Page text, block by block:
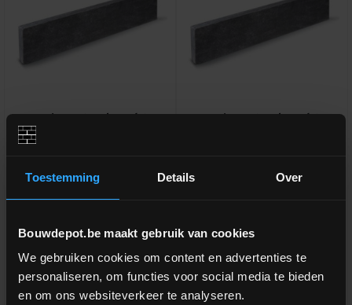
Toestemming Details Over
Bouwdepot.be maakt gebruik van cookies
We gebruiken cookies om content en advertenties te
personaliseren, om functies voor social media te bieden
en om ons websiteverkeer te analyseren.
Asian Blue Antico boordsteen
100x15x3cm (per stuk)
getrommeld)
€ 17,51 incl.btw - +
Vergelijken
Asian Blue Antico boordsteen
getrommeld)
€ 24,70